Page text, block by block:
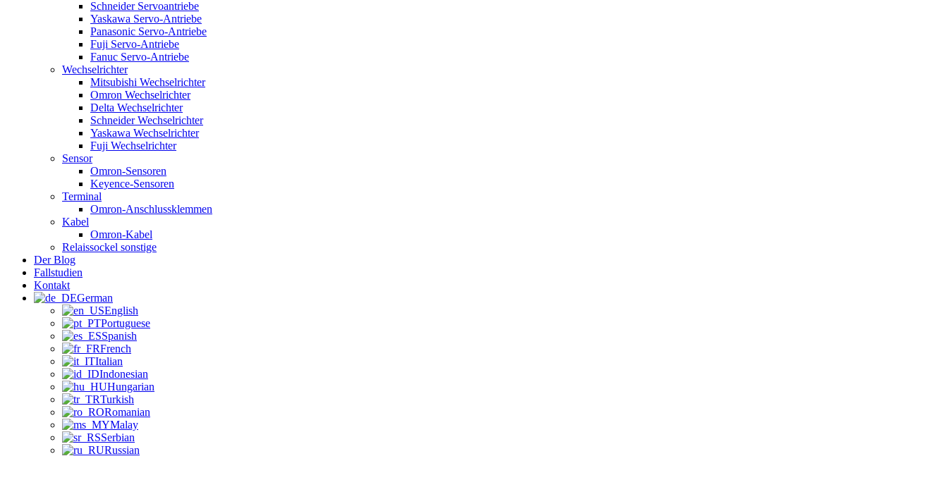
Schneider Servoantriebe
Yaskawa Servo-Antriebe
Panasonic Servo-Antriebe
Fuji Servo-Antriebe
Fanuc Servo-Antriebe
Wechselrichter
Mitsubishi Wechselrichter
Omron Wechselrichter
Delta Wechselrichter
Schneider Wechselrichter
Yaskawa Wechselrichter
Fuji Wechselrichter
Sensor
Omron-Sensoren
Keyence-Sensoren
Terminal
Omron-Anschlussklemmen
Kabel
Omron-Kabel
Relaissockel sonstige
Der Blog
Fallstudien
Kontakt
German
English
Portuguese
Spanish
French
Italian
Indonesian
Hungarian
Turkish
Romanian
Malay
Serbian
Russian